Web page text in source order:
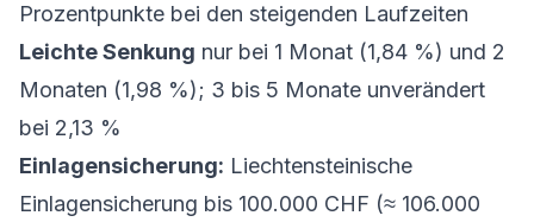
Prozentpunkte bei den steigenden Laufzeiten
Leichte Senkung nur bei 1 Monat (1,84 %) und 2
Monaten (1,98 %); 3 bis 5 Monate unverändert
bei 2,13 %
Einlagensicherung: Liechtensteinische
Einlagensicherung bis 100.000 CHF (≈ 106.000